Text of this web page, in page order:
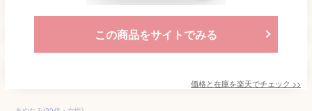
この商品をサイトでみる
価格と在庫を楽天でチェック >>